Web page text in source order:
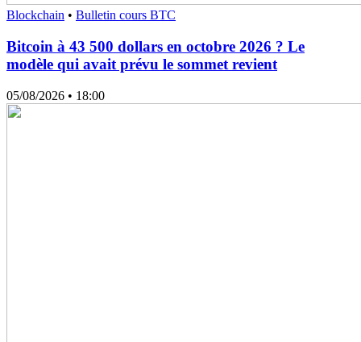
Blockchain • Bulletin cours BTC
Bitcoin à 43 500 dollars en octobre 2026 ? Le
modèle qui avait prévu le sommet revient
05/08/2026 • 18:00